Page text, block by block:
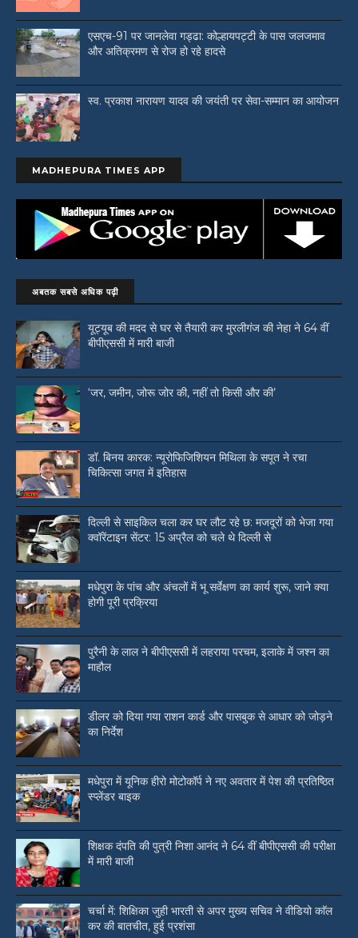
एसएच-91 पर जानलेवा गड्ढा: कोल्हायपट्टी के पास जलजमाव
और अतिक्रमण से रोज हो रहे हादसे
स्व. प्रकाश नारायण यादव की जयंती पर सेवा-सम्मान का आयोजन
MADHEPURA TIMES APP
अबतक सबसे अधिक पढ़ी
यूट्यूब की मदद से घर से तैयारी कर मुरलीगंज की नेहा ने 64 वीं
बीपीएससी में मारी बाजी
‘जर, जमीन, जोरू जोर की, नहीं तो किसी और की’
डॉ. बिनय कारक: न्यूरोफिजिशियन मिथिला के सपूत ने रचा
चिकित्सा जगत में इतिहास
दिल्ली से साइकिल चला कर घर लौट रहे छ: मजदूरों को भेजा गया
क्वॉरेंटाइन सेंटर: 15 अप्रैल को चले थे दिल्ली से
मधेपुरा के पांच और अंचलों में भू सर्वेक्षण का कार्य शुरू, जाने क्या
होगी पूरी प्रक्रिया
पुरैनी के लाल ने बीपीएससी में लहराया परचम, इलाके में जश्न का
माहौल
डीलर को दिया गया राशन कार्ड और पासबुक से आधार को जोड़ने
का निर्देश
मधेपुरा में यूनिक हीरो मोटोकॉर्प ने नए अवतार में पेश की प्रतिष्ठित
स्प्लेंडर बाइक
शिक्षक दंपति की पुत्री निशा आनंद ने 64 वीं बीपीएससी की परीक्षा
में मारी बाजी
चर्चा में: शिक्षिका जुही भारती से अपर मुख्य सचिव ने वीडियो काॅल
कर की बातचीत, हुई प्रशंसा